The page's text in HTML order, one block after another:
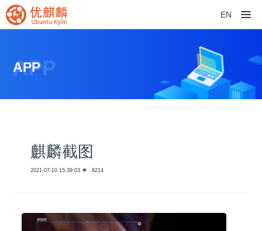
EN
APP
APP
麒麟截图
2021-07-10 15:39:03 8214